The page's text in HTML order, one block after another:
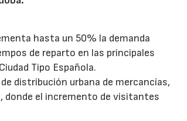
hasta un 50% la demanda
de reparto en las principales
Tipo Española.
distribución urbana de mercancías,
donde el incremento de visitantes